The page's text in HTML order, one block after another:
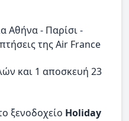
Aθήνα - Παρίσι -
της Air France
και 1 αποσκευή 23
ξενοδοχείο Holiday